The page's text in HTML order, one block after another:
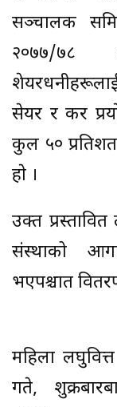
सञ्चालक
२०७७/७८
सेयर र कर
कुल ५०
हाे ।
उक्त
संस्थाको
भएपश्चात
महिला
गते,